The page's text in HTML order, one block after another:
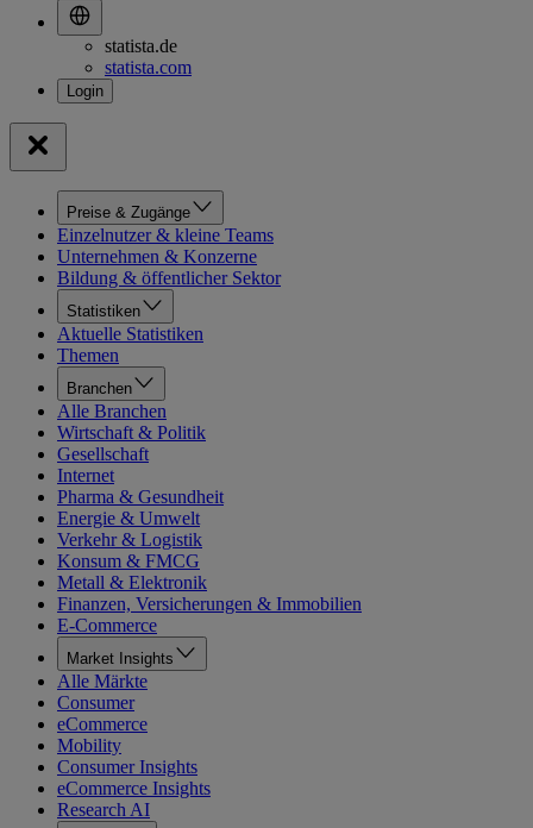
statista.de
statista.com
Preise & Zugänge
Einzelnutzer & kleine Teams
Unternehmen & Konzerne
Bildung & öffentlicher Sektor
Statistiken
Aktuelle Statistiken
Themen
Branchen
Alle Branchen
Wirtschaft & Politik
Gesellschaft
Internet
Pharma & Gesundheit
Energie & Umwelt
Verkehr & Logistik
Konsum & FMCG
Metall & Elektronik
Finanzen, Versicherungen & Immobilien
E-Commerce
Market Insights
Alle Märkte
Consumer
eCommerce
Mobility
Consumer Insights
eCommerce Insights
Research AI